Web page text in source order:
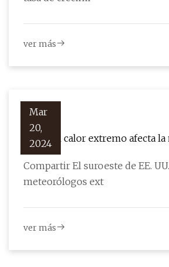
ver más
Mar
20,
2024
Cómo el calor extremo afecta
Compartir El suroeste de EE.
meteorólogos ext
ver más